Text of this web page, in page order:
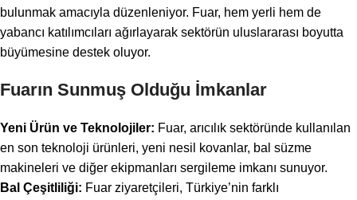
bulunmak amacıyla düzenleniyor. Fuar, hem yerli hem de
yabancı katılımcıları ağırlayarak sektörün uluslararası boyutta
büyümesine destek oluyor.
Fuarın Sunmuş Olduğu İmkanlar
Yeni Ürün ve Teknolojiler: Fuar, arıcılık sektöründe kullanılan
en son teknoloji ürünleri, yeni nesil kovanlar, bal süzme
makineleri ve diğer ekipmanları sergileme imkanı sunuyor.
Bal Çeşitliliği: Fuar ziyaretçileri, Türkiye’nin farklı